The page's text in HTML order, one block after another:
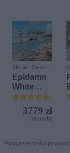
Albania / Durres
Epidamn
White
Sensation
3779 zł
za osobę
Powyższe treści